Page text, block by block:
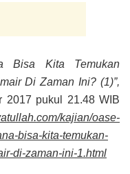
Bisa Kita Temukan
Di Zaman Ini? (1)”,
2017 pukul 21.48 WIB
kajian/oase-
bisa-kita-temukan-
di-zaman-ini-1.html